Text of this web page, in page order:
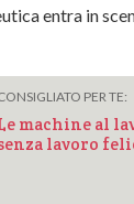
entra in
PER TE:
machine al
lavoro